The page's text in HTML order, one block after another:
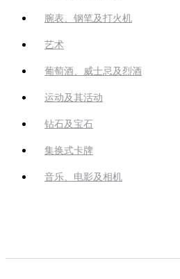
腕表、钢笔及打火机
艺术
葡萄酒、威士忌及烈酒
运动及其活动
钻石及宝石
集换式卡牌
音乐、电影及相机